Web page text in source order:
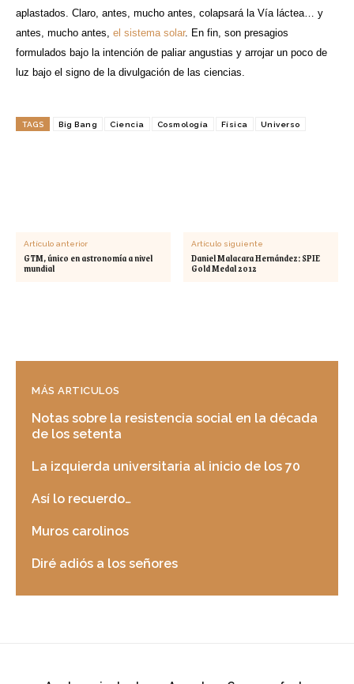
aplastados. Claro, antes, mucho antes, colapsará la Vía láctea… y
antes, mucho antes, el sistema solar. En fin, son presagios
formulados bajo la intención de paliar angustias y arrojar un poco de
luz bajo el signo de la divulgación de las ciencias.
TAGS Big Bang Ciencia Cosmología Física Universo
Artículo anterior
GTM, único en astronomía a nivel
mundial
Artículo siguiente
Daniel Malacara Hernández: SPIE
Gold Medal 2012
MÁS ARTICULOS
Notas sobre la resistencia social en la década
de los setenta
La izquierda universitaria al inicio de los 70
Así lo recuerdo…
Muros carolinos
Diré adiós a los señores